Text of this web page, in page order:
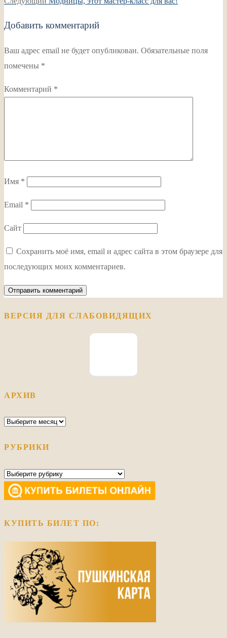
Добавить комментарий
Ваш адрес email не будет опубликован. Обязательные поля
помечены *
Комментарий *
Имя *
Email *
Сайт
Сохранить моё имя, email и адрес сайта в этом браузере для
последующих моих комментариев.
ВЕРСИЯ ДЛЯ СЛАБОВИДЯЩИХ
АРХИВ
Архив
РУБРИКИ
Рубрики
КУПИТЬ БИЛЕТ ПО: